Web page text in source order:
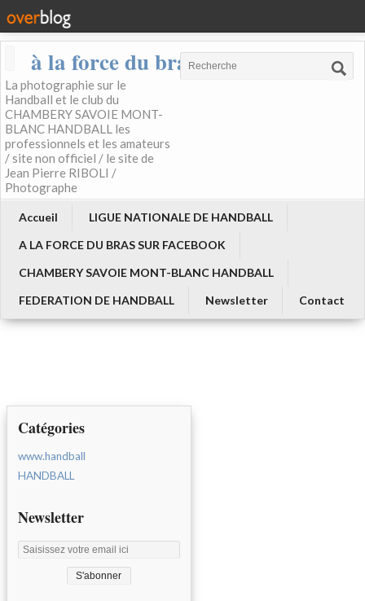
à la force du bras
La photographie sur le
Handball et le club du
CHAMBERY SAVOIE MONT-
BLANC HANDBALL les
professionnels et les amateurs
/ site non officiel / le site de
Jean Pierre RIBOLI /
Photographe
Accueil
LIGUE NATIONALE DE HANDBALL
A LA FORCE DU BRAS SUR FACEBOOK
CHAMBERY SAVOIE MONT-BLANC HANDBALL
FEDERATION DE HANDBALL
Newsletter Contact
Catégories
www.handball
HANDBALL
Newsletter